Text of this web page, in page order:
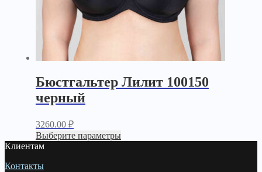
Бюстгальтер Лилит 100150
черный
3260.00 ₽
Выберите параметры
Клиентам
Контакты